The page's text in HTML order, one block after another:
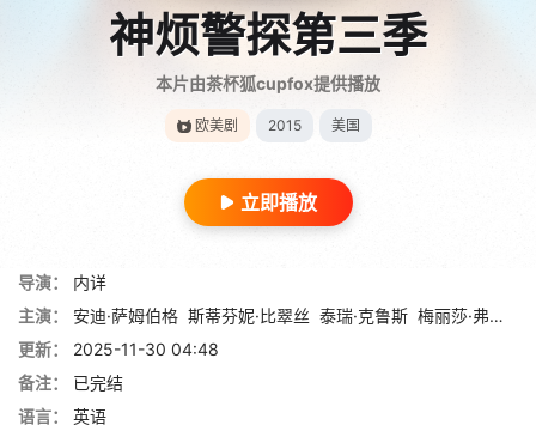
神烦警探第三季
本片由茶杯狐cupfox提供播放
欧美剧 2015 美国
立即播放
导演：
内详
主演：
安迪·萨姆伯格 斯蒂芬妮·比翠丝 泰瑞·克鲁斯 梅丽莎·弗梅洛
更新：
2025-11-30 04:48
备注：
已完结
语言：
英语